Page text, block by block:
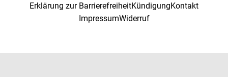
Erklärung zur BarrierefreiheitKündigungKontakt
ImpressumWiderruf